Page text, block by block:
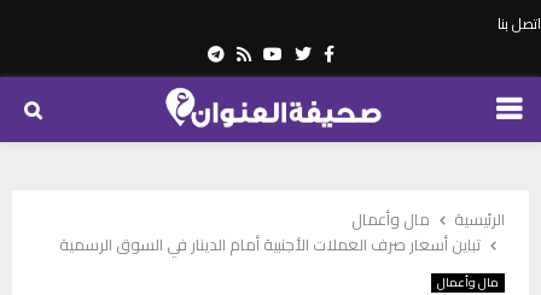
اتصل بنا
Facebook
Twitter
Youtube
Rss
Telegram
PRIMARY
الرئيسية
مال وأعمال
تباين أسعار صرف العملات الأجنبية أمام الدينار في السوق الرسمية
مال وأعمال